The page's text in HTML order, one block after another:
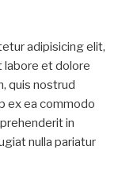
adipisicing elit,
labore et dolore
quis nostrud
ex ea commodo
in
nulla pariatur